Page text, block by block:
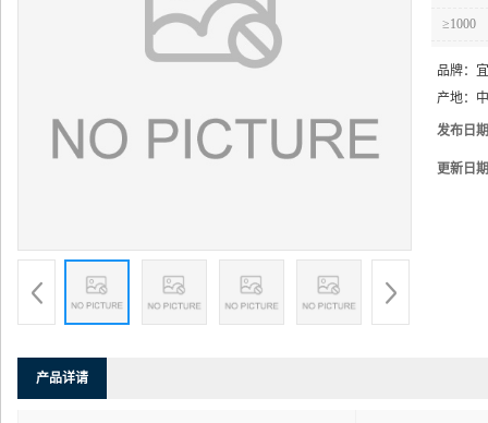
≥1000
品牌：
产地：
发布日
更新日
产品详请